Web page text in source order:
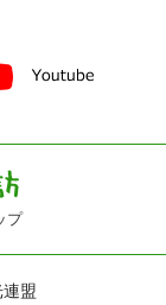
プ
盟